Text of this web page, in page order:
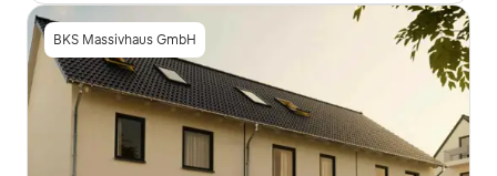
BKS Massivhaus GmbH